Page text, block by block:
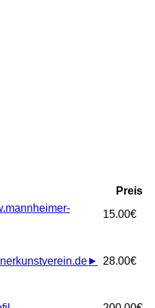
Preis
15.00€
►
28.00€